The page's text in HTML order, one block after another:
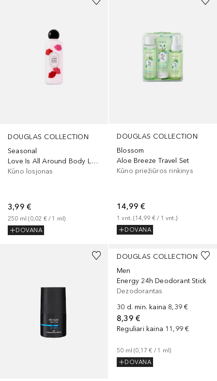
DOUGLAS COLLECTION
Seasonal
Love Is All Around Body Lotion
Kūno losjonas
3,99 €
250 ml (0,02 € / 1 ml)
DOVANA
DOUGLAS COLLECTION
Blossom
Aloe Breeze Travel Set
Kūno priežiūros rinkinys
14,99 €
1 vnt. (14,99 € / 1 vnt.)
DOVANA
DOUGLAS COLLECTION
Men
Energy 24h Deodorant Stick
Dezodorantas
30 d. min. kaina 8,39 €
8,39 €
Reguliari kaina 11,99 €
50 ml (0,17 € / 1 ml)
DOVANA